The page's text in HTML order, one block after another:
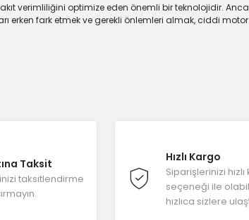
verimliliğini optimize eden önemli bir teknolojidir.
fark etmek ve gerekli önlemleri almak, ciddi motor
Taksit
taksitlendirme
Hızlı Kargo
Siparişlerinizi
seçeneği ile
hızlıca sizlere